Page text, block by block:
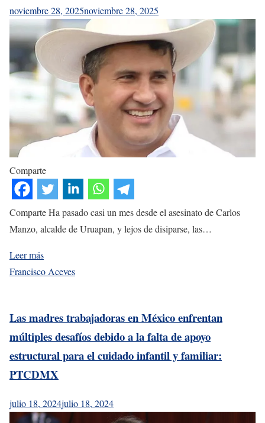
noviembre 28, 2025noviembre 28, 2025
Comparte
Comparte Ha pasado casi un mes desde el asesinato de Carlos
Manzo, alcalde de Uruapan, y lejos de disiparse, las…
Leer más
Francisco Aceves
Las madres trabajadoras en México enfrentan
múltiples desafíos debido a la falta de apoyo
estructural para el cuidado infantil y familiar:
PTCDMX
julio 18, 2024julio 18, 2024